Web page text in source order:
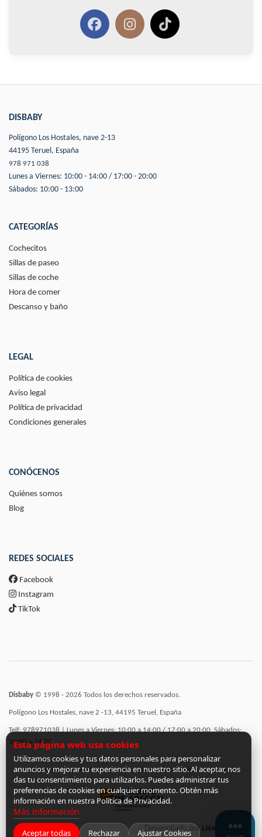
DISBABY
Polígono Los Hostales, nave 2-13
44195 Teruel, España
978 971 038
Lunes a Viernes: 10:00 - 14:00 / 17:00 - 20:00
Sábados: 10:00 - 13:00
CATEGORÍAS
Cochecitos
Sillas de paseo
Sillas de coche
Hora de comer
Descanso y baño
LEGAL
Política de cookies
Aviso legal
Política de privacidad
Condiciones generales
CONÓCENOS
Quiénes somos
Blog
REDES SOCIALES
Facebook
Instagram
TikTok
Disbaby © 1998 - 2026 Todos los derechos reservados.
Polígono Los Hostales, nave 2 -13, 44195 Teruel, España
Telf: 978971038 | Lunes a Viernes: 10:00 a 14:00 / 17:00 a 20:00, Sábados:
10:00 a 14:00
Incorporación de funcionalidades semánticas a la web subvencionadas por:
Desarrollado por LiveCommerce
Esta página web usa cookies
Utilizamos cookies y tus datos personales para personalizar
anuncios y mejorar tu experiencia en nuestro sitio. Al aceptar, nos
das tu consentimiento para utilizarlos. Puedes administrar tus
preferencias de cookies en cualquier momento. Obtén más
información en nuestra Política de Privacidad.
Más información
Aceptar todas Rechazar Ajustar Cookies